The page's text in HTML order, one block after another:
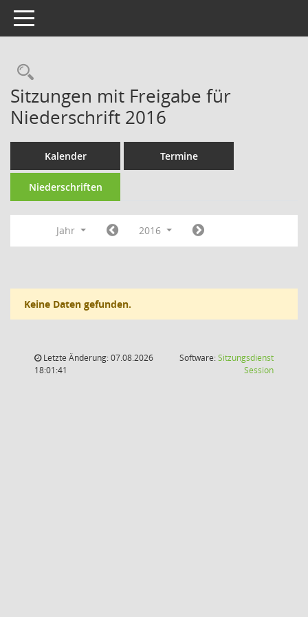
Toggle navigation
Rechercheauswahl
Sitzungen mit Freigabe für
Niederschrift 2016
Kalender Termine
Niederschriften
Jahr 2016
Keine Daten gefunden.
Letzte Änderung: 07.08.2026
18:01:41
Software:Sitzungsdienst
Session(Wird in